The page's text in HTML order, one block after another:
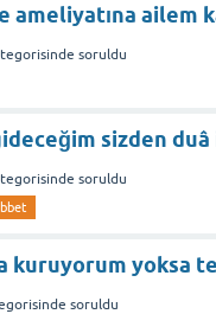
ailem
soruldu
sizden
soruldu
kuruyorum yoksa
soruldu